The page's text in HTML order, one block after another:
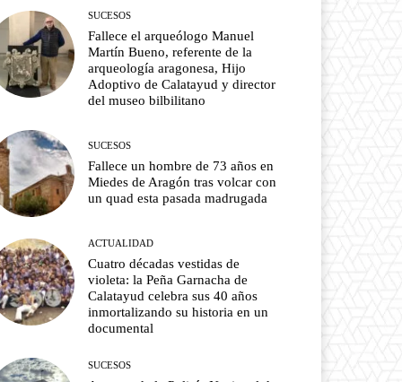
SUCESOS
Fallece el arqueólogo Manuel
Martín Bueno, referente de la
arqueología aragonesa, Hijo
Adoptivo de Calatayud y director
del museo bilbilitano
SUCESOS
Fallece un hombre de 73 años en
Miedes de Aragón tras volcar con
un quad esta pasada madrugada
ACTUALIDAD
Cuatro décadas vestidas de
violeta: la Peña Garnacha de
Calatayud celebra sus 40 años
inmortalizando su historia en un
documental
SUCESOS